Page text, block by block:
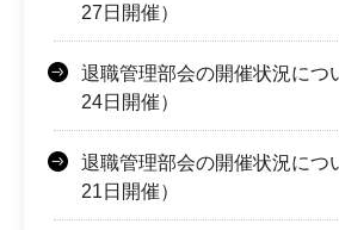
27日開催）
退職管理部会の開催状況につ
24日開催）
退職管理部会の開催状況につ
21日開催）